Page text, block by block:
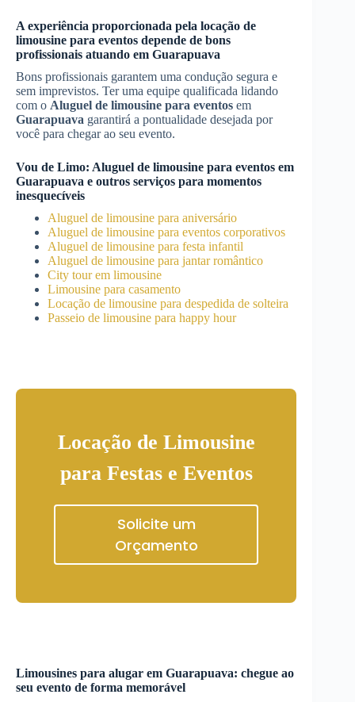
A experiência proporcionada pela locação de
limousine para eventos depende de bons
profissionais atuando em Guarapuava
Bons profissionais garantem uma condução segura e
sem imprevistos. Ter uma equipe qualificada lidando
com o Aluguel de limousine para eventos em
Guarapuava garantirá a pontualidade desejada por
você para chegar ao seu evento.
Vou de Limo: Aluguel de limousine para eventos em
Guarapuava e outros serviços para momentos
inesquecíveis
Aluguel de limousine para aniversário
Aluguel de limousine para eventos corporativos
Aluguel de limousine para festa infantil
Aluguel de limousine para jantar romântico
City tour em limousine
Limousine para casamento
Locação de limousine para despedida de solteira
Passeio de limousine para happy hour
Locação de Limousine
para Festas e Eventos
Solicite um
Orçamento
Limousines para alugar em Guarapuava: chegue ao
seu evento de forma memorável